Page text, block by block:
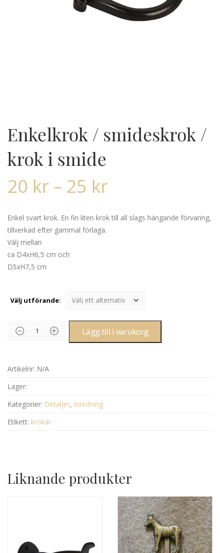
Enkelkrok / smideskrok /
krok i smide
20 kr – 25 kr
Enkel svart krok. En fin liten krok till all slags hängande förvaring,
tillverkad efter gammal förlaga.
Välj mellan
ca D4xH6,5 cm och
D5xH7,5 cm
Välj utförande:
Lägg till i varukorg
Artikelnr: N/A
Lager:
Kategorier: Detaljer, Inredning
Etikett: krokar
Liknande produkter